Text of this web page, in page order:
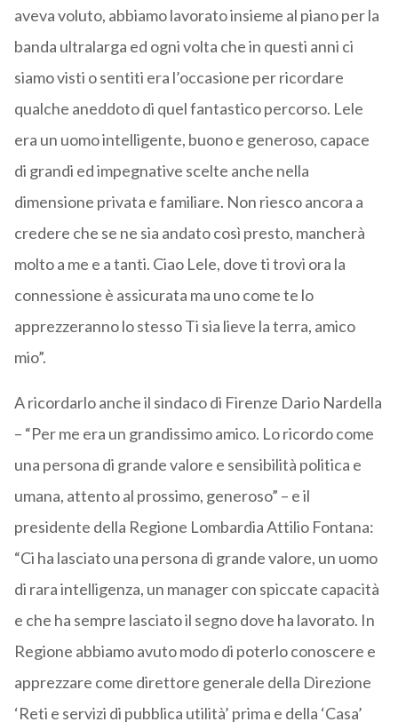
aveva voluto, abbiamo lavorato insieme al piano per la
banda ultralarga ed ogni volta che in questi anni ci
siamo visti o sentiti era l’occasione per ricordare
qualche aneddoto di quel fantastico percorso. Lele
era un uomo intelligente, buono e generoso, capace
di grandi ed impegnative scelte anche nella
dimensione privata e familiare. Non riesco ancora a
credere che se ne sia andato così presto, mancherà
molto a me e a tanti. Ciao Lele, dove ti trovi ora la
connessione è assicurata ma uno come te lo
apprezzeranno lo stesso Ti sia lieve la terra, amico
mio”.
A ricordarlo anche il sindaco di Firenze Dario Nardella
– “Per me era un grandissimo amico. Lo ricordo come
una persona di grande valore e sensibilità politica e
umana, attento al prossimo, generoso” – e il
presidente della Regione Lombardia Attilio Fontana:
“Ci ha lasciato una persona di grande valore, un uomo
di rara intelligenza, un manager con spiccate capacità
e che ha sempre lasciato il segno dove ha lavorato. In
Regione abbiamo avuto modo di poterlo conoscere e
apprezzare come direttore generale della Direzione
‘Reti e servizi di pubblica utilità’ prima e della ‘Casa’